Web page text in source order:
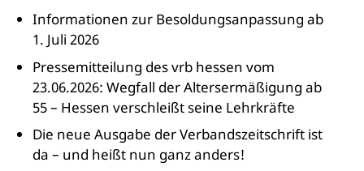
Informationen zur Besoldungsanpassung ab
1. Juli 2026
Pressemitteilung des vrb hessen vom
23.06.2026: Wegfall der Altersermäßigung ab
55 – Hessen verschleißt seine Lehrkräfte
Die neue Ausgabe der Verbandszeitschrift ist
da – und heißt nun ganz anders!